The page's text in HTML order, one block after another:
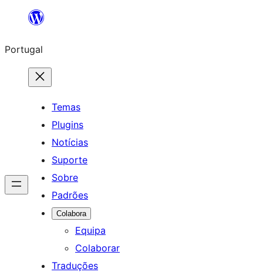
Saltar
o
conteúdo
Portugal
Temas
Plugins
Notícias
Suporte
Sobre
Padrões
Colabora
Equipa
Colaborar
Traduções